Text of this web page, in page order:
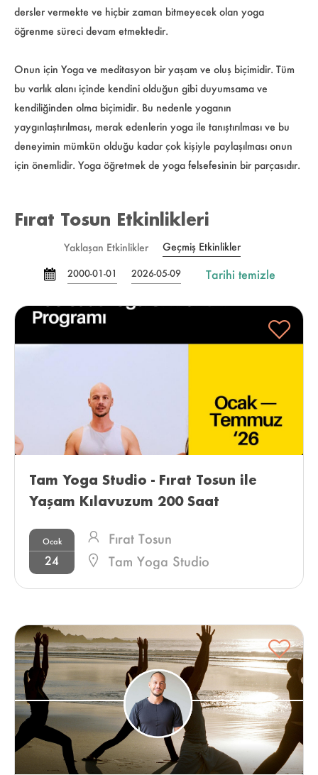
dersler vermekte ve hiçbir zaman bitmeyecek olan yoga
öğrenme süreci devam etmektedir.
Onun için Yoga ve meditasyon bir yaşam ve oluş biçimidir. Tüm
bu varlık alanı içinde kendini olduğun gibi duyumsama ve
kendiliğinden olma biçimidir. Bu nedenle yoganın
yaygınlaştırılması, merak edenlerin yoga ile tanıştırılması ve bu
deneyimin mümkün olduğu kadar çok kişiyle paylaşılması onun
için önemlidir. Yoga öğretmek de yoga felsefesinin bir parçasıdır.
Fırat Tosun Etkinlikleri
Yaklaşan Etkinlikler Geçmiş Etkinlikler
2000-01-01 2026-05-09 Tarihi temizle
Tam Yoga Studio - Fırat Tosun ile
Yaşam Kılavuzum 200 Saat
Ocak
24
Fırat Tosun
Tam Yoga Studio